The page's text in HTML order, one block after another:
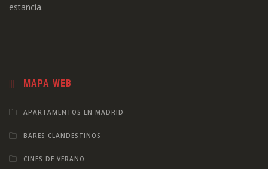
estancia.
MAPA WEB
APARTAMENTOS EN MADRID
BARES CLANDESTINOS
CINES DE VERANO